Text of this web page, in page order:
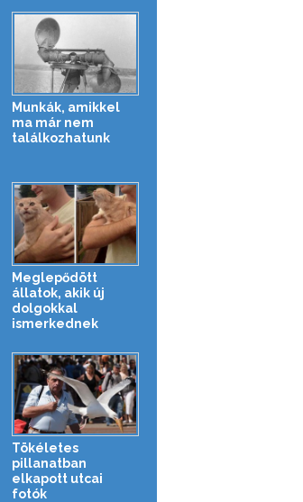
Munkák, amikkel
ma már nem
találkozhatunk
Meglepődött
állatok, akik új
dolgokkal
ismerkednek
Tökéletes
pillanatban
elkapott utcai
fotók